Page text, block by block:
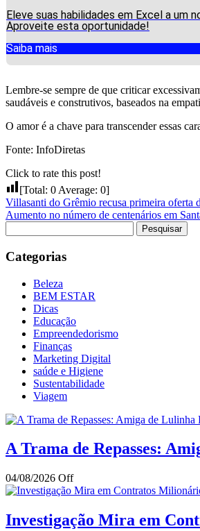
Eleve suas habilidades em Excel a um
Aproveite esta oportunidade!
Saiba mais
Lembre-se sempre de que criticar
saudáveis e construtivos, baseados na
O amor é a chave para transcender essas
Fonte: InfoDiretas
Click to rate this post!
[Total: 0 Average: 0]
Villasanti do Grêmio recusa primeira oferta
Aumento no número de centenários em
por:
Categorias
Beleza
BEM ESTAR
Dicas
Educação
Empreendedorismo
Finanças
Marketing Digital
saúde e Higiene
Sustentabilidade
Viagem
A Trama de Repasses:
04/08/2026 Off
Investigação Mira em